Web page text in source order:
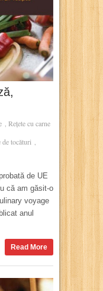
, Rețete cu carne
de tocături ,
de UE
că am găsit-o
voyage
anul
Read More